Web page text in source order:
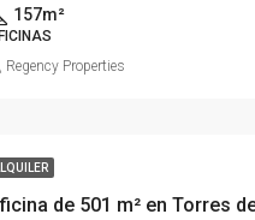
157m²
Regency Properties